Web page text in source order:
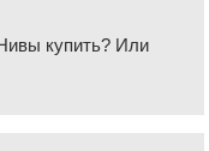
купить? Или